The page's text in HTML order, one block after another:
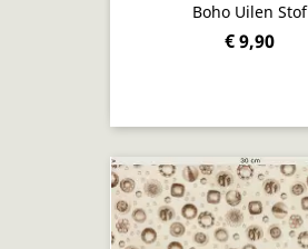
Boho Uilen Stof
€ 9,90